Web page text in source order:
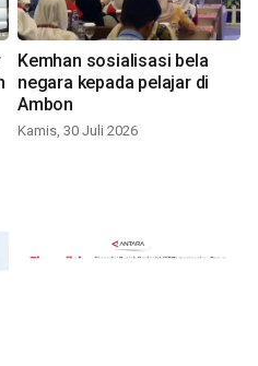
Kemhan sosialisasi bela
negara kepada pelajar di
Ambon
Kamis, 30 Juli 2026